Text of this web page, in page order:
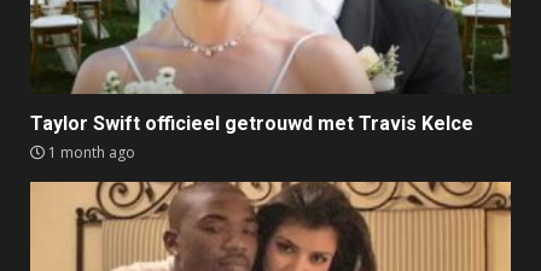
Taylor Swift officieel getrouwd met Travis Kelce
1 month ago